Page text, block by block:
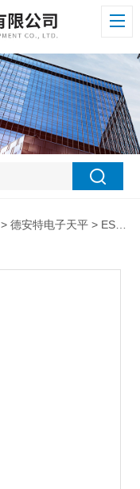
>德安特电子天平 > ES32003KG 0.01g电子天平 德安特ES3200电子天平 厂家电子天平售后维修